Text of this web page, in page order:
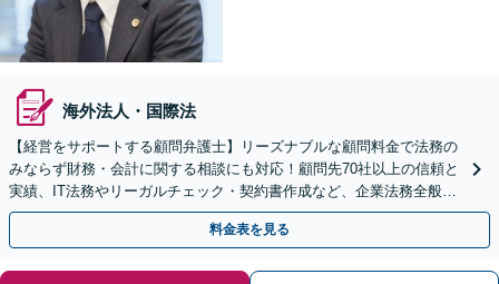
海外法人・国際法
【経営をサポートする顧問弁護士】リーズナブルな顧問料金で法務の
みならず財務・会計に関する相談にも対応！顧問先70社以上の信頼と
実績、IT法務やリーガルチェック・契約書作成など、企業法務全般に
ついてお気軽にご相談ください。
料金表を見る